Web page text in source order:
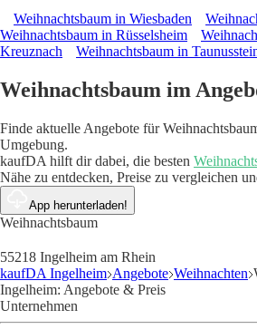
Weihnachtsbaum in Wiesbaden
Weihnachtsbaum in Rüsselsheim
Kreuznach
Weihnachtsbaum in
Weihnachtsbaum im
Finde aktuelle Angebote für
Umgebung.
kaufDA hilft dir dabei, die besten
Nähe zu entdecken, Preise zu vergleichen
App herunterladen!
Weihnachtsbaum
55218 Ingelheim am Rhein
kaufDA Ingelheim Angebote Weihnachten
Ingelheim: Angebote & Preis
Unternehmen